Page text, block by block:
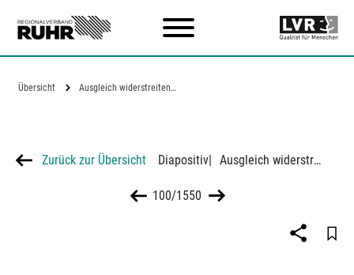
Übersicht Ausgleich widerstreitender Belange durch…
Zurück zur Übersicht Diapositiv| Ausgleich widerstreitender Belange durch den Siedlungsverband im Raume Dortmund
100/1550